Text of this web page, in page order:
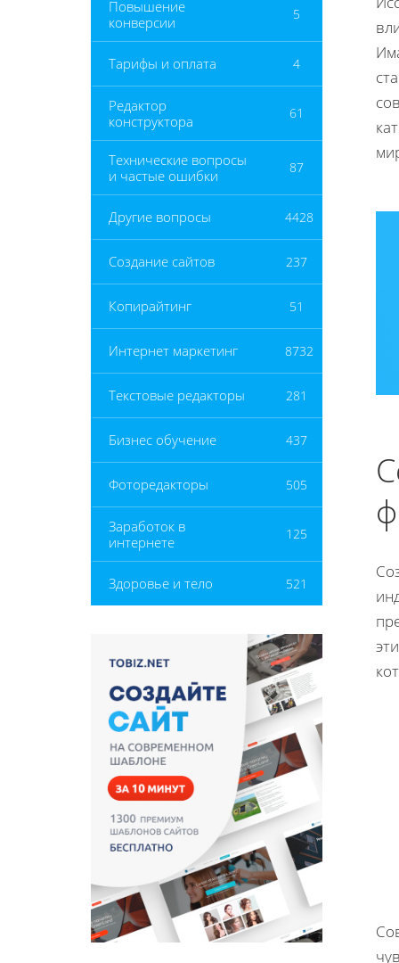
Повышение
конверсии
5
Тарифы и оплата 4
Редактор
конструктора
61
Технические вопросы
и частые ошибки
87
Другие вопросы 4428
Создание сайтов 237
Копирайтинг 51
Интернет маркетинг 8732
Текстовые редакторы 281
Бизнес обучение 437
Фоторедакторы 505
Заработок в
интернете
125
Здоровье и тело 521